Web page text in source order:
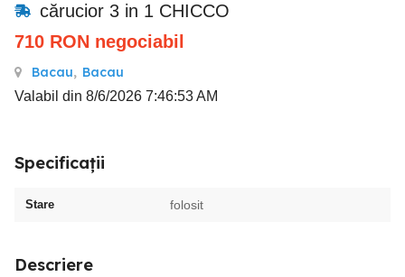
cărucior 3 in 1 CHICCO
710 RON negociabil
Bacau, Bacau
Valabil din 8/6/2026 7:46:53 AM
Specificații
Stare folosit
Descriere